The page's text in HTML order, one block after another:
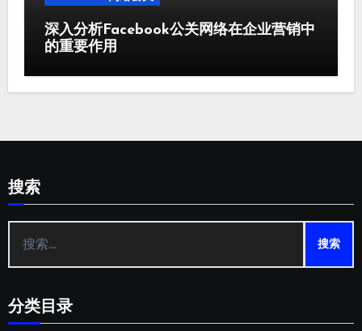
深入分析Facebook公关网络在企业营销中
的重要作用
搜索
索：
分类目录